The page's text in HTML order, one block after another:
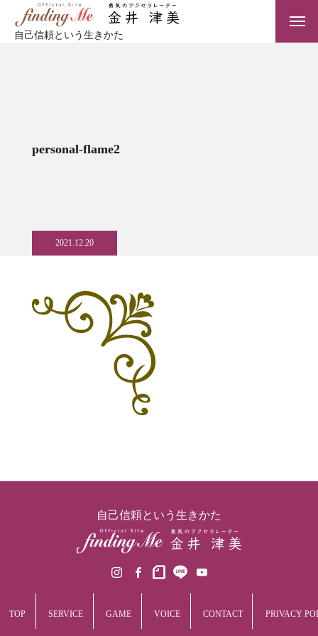
自己信頼という生きかた
TOP
サービス一覧
ゲーム（Life with Social interest）
personal-flame2
2021.12.20
自己信頼という生きかた
TOP SERVICE GAME VOICE CONTACT PRIVACY